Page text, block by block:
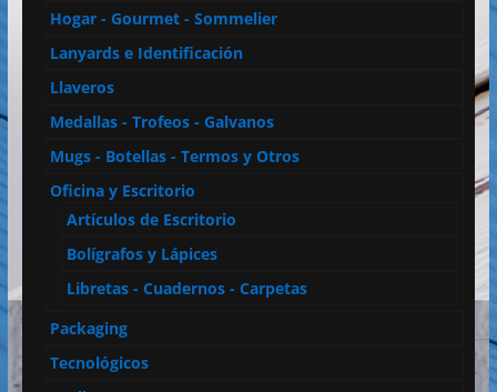
Hogar - Gourmet - Sommelier
Lanyards e Identificación
Llaveros
Medallas - Trofeos - Galvanos
Mugs - Botellas - Termos y Otros
Oficina y Escritorio
Artículos de Escritorio
Bolígrafos y Lápices
Libretas - Cuadernos - Carpetas
Packaging
Tecnológicos